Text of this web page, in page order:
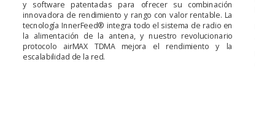
y software patentadas para ofrecer su combinación
innovadora de rendimiento y rango con valor rentable. La
tecnología InnerFeed® integra todo el sistema de radio en
la alimentación de la antena, y nuestro revolucionario
protocolo airMAX TDMA mejora el rendimiento y la
escalabilidad de la red.